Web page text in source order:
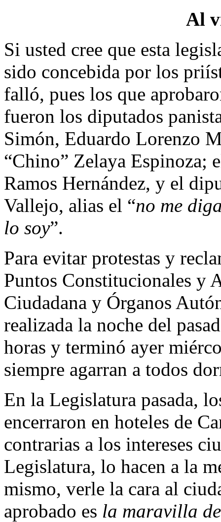
Al
Si usted cree que esta
sido concebida por los
falló, pues los que
fueron los diputados
Simón, Eduardo Lorenzo
“Chino” Zelaya Espinoza;
Ramos Hernández, y el
Vallejo, alias el “no me
lo soy”.
Para evitar protestas y
Puntos Constitucionales y
Ciudadana y Órganos
realizada la noche del
horas y terminó ayer
siempre agarran a todos
En la Legislatura pasada,
encerraron en hoteles de
contrarias a los intereses
Legislatura, lo hacen a la
mismo, verle la cara al
aprobado es la maravilla